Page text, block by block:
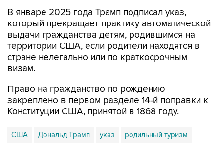
В январе 2025 года Трамп подписал указ,
который прекращает практику автоматической
выдачи гражданства детям, родившимся на
территории США, если родители находятся в
стране нелегально или по краткосрочным
визам.
Право на гражданство по рождению
закреплено в первом разделе 14-й поправки к
Конституции США, принятой в 1868 году.
США Дональд Трамп указ родильный туризм